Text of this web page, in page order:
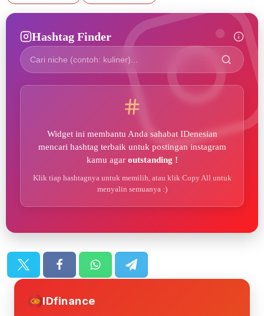
Hashtag Finder
Widget ini membantu Anda sahabat IDenesian
mencari hashtag terbaik untuk postingan instagram
kamu agar outstanding !
Klik tiap hashtagnya untuk memilih, atau klik Copy All untuk
menyalin semuanya :)
IDfinance